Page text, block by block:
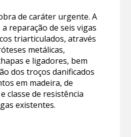
de caráter urgente. A
reparação de seis vigas
triarticulados, através
metálicas,
e ligadores, bem
dos troços danificados
em madeira, de
classe de resistência
existentes.